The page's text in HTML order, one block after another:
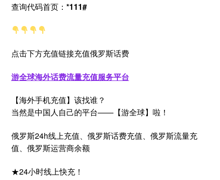
查询代码首页： *111#
点击下方充值链接充值俄罗斯话费
游全球海外话费流量充值服务平台
【海外手机充值】该找谁？
当然是中国人自己的平台——【游全球】啦！
俄罗斯24h线上充值、俄罗斯话费充值、俄罗斯流量充
值、俄罗斯运营商余额
★24小时线上快充！